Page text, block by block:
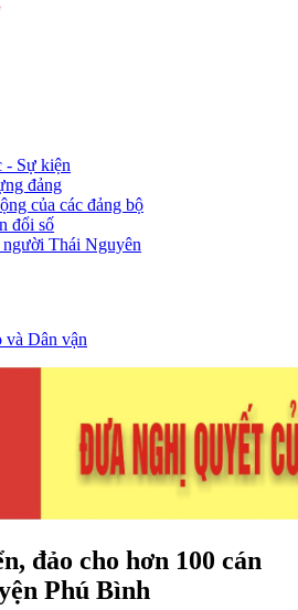
- Sự kiện
đảng
của các đảng bộ
đổi số
Thái Nguyên
và Dân vận
đảo cho hơn 100 cán
Phú Bình